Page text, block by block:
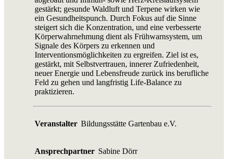
gestärkt; gesunde Waldluft und Terpene wirken wie
ein Gesundheitspunch. Durch Fokus auf die Sinne
steigert sich die Konzentration, und eine verbesserte
Körperwahrnehmung dient als Frühwarnsystem, um
Signale des Körpers zu erkennen und
Interventionsmöglichkeiten zu ergreifen. Ziel ist es,
gestärkt, mit Selbstvertrauen, innerer Zufriedenheit,
neuer Energie und Lebensfreude zurück ins berufliche
Feld zu gehen und langfristig Life-Balance zu
praktizieren.
Veranstalter Bildungsstätte Gartenbau e.V.
Ansprechpartner Sabine Dörr